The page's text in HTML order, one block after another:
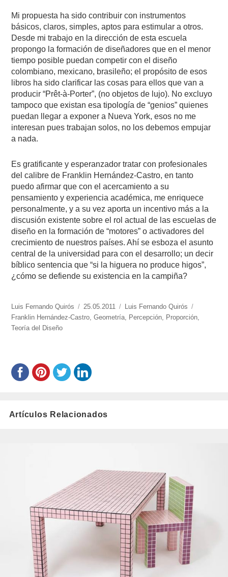
Mi propuesta ha sido contribuir con instrumentos
básicos, claros, simples, aptos para estimular a otros.
Desde mi trabajo en la dirección de esta escuela
propongo la formación de diseñadores que en el menor
tiempo posible puedan competir con el diseño
colombiano, mexicano, brasileño; el propósito de esos
libros ha sido clarificar las cosas para ellos que van a
producir “Prêt-à-Porter”, (no objetos de lujo). No excluyo
tampoco que existan esa tipología de “genios” quienes
puedan llegar a exponer a Nueva York, esos no me
interesan pues trabajan solos, no los debemos empujar
a nada.
Es gratificante y esperanzador tratar con profesionales
del calibre de Franklin Hernández-Castro, en tanto
puedo afirmar que con el acercamiento a su
pensamiento y experiencia académica, me enriquece
personalmente, y a su vez aporta un incentivo más a la
discusión existente sobre el rol actual de las escuelas de
diseño en la formación de “motores” o activadores del
crecimiento de nuestros países. Ahí se esboza el asunto
central de la universidad para con el desarrollo; un decir
bíblico sentencia que “si la higuera no produce higos”,
¿cómo se defiende su existencia en la campiña?
https://www.experimenta.es/author/luis-
fernando-
quiros/
Luis Fernando Quirós
Publicado
el
25.05.2011 Categorías
Luis Fernando Quirós
Franklin Hernández-Castro ,Geometría Percepción Proporción
Teoría del Diseño
Artículos Relacionados